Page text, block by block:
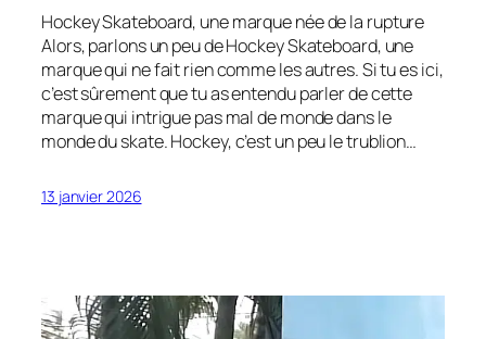
Hockey Skateboard, une marque née de la rupture
Alors, parlons un peu de Hockey Skateboard, une
marque qui ne fait rien comme les autres. Si tu es ici,
c’est sûrement que tu as entendu parler de cette
marque qui intrigue pas mal de monde dans le
monde du skate. Hockey, c’est un peu le trublion…
13 janvier 2026